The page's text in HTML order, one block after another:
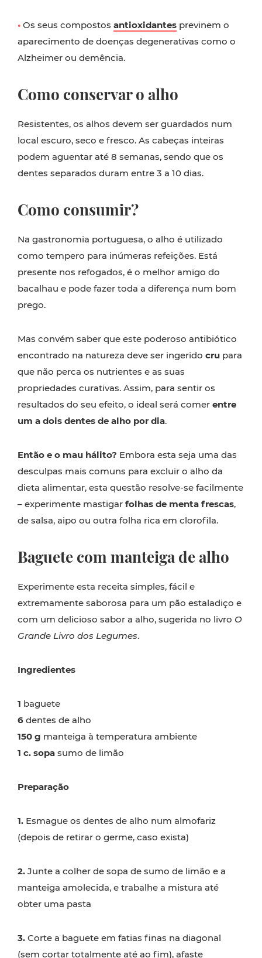
• Os seus compostos antioxidantes previnem o
aparecimento de doenças degenerativas como o
Alzheimer ou demência.
Como conservar o alho
Resistentes, os alhos devem ser guardados num
local escuro, seco e fresco. As cabeças inteiras
podem aguentar até 8 semanas, sendo que os
dentes separados duram entre 3 a 10 dias.
Como consumir?
Na gastronomia portuguesa, o alho é utilizado
como tempero para inúmeras refeições. Está
presente nos refogados, é o melhor amigo do
bacalhau e pode fazer toda a diferença num bom
prego.
Mas convém saber que este poderoso antibiótico
encontrado na natureza deve ser ingerido cru para
que não perca os nutrientes e as suas
propriedades curativas. Assim, para sentir os
resultados do seu efeito, o ideal será comer entre
um a dois dentes de alho por dia.
Então e o mau hálito? Embora esta seja uma das
desculpas mais comuns para excluir o alho da
dieta alimentar, esta questão resolve-se facilmente
– experimente mastigar folhas de menta frescas,
de salsa, aipo ou outra folha rica em clorofila.
Baguete com manteiga de alho
Experimente esta receita simples, fácil e
extremamente saborosa para um pão estaladiço e
com um delicioso sabor a alho, sugerida no livro O
Grande Livro dos Legumes.
Ingredientes
1 baguete
6 dentes de alho
150 g manteiga à temperatura ambiente
1 c. sopa sumo de limão
Preparação
1. Esmague os dentes de alho num almofariz
(depois de retirar o germe, caso exista)
2. Junte a colher de sopa de sumo de limão e a
manteiga amolecida, e trabalhe a mistura até
obter uma pasta
3. Corte a baguete em fatias finas na diagonal
(sem cortar totalmente até ao fim), afaste